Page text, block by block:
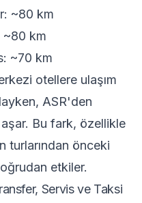
~80 km
km
~70 km
otellere ulaşım
ASR'den
Bu fark, özellikle
turlarından önceki
etkiler.
Servis ve Taksi